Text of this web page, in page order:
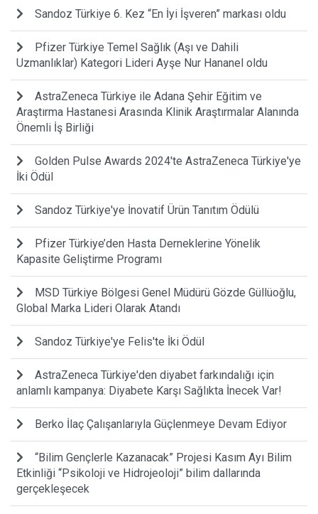
Sandoz Türkiye 6. Kez “En İyi İşveren” markası oldu
Pfizer Türkiye Temel Sağlık (Aşı ve Dahili
Uzmanlıklar) Kategori Lideri Ayşe Nur Hananel oldu
AstraZeneca Türkiye ile Adana Şehir Eğitim ve
Araştırma Hastanesi Arasında Klinik Araştırmalar Alanında
Önemli İş Birliği
Golden Pulse Awards 2024'te AstraZeneca Türkiye'ye
İki Ödül
Sandoz Türkiye'ye İnovatif Ürün Tanıtım Ödülü
Pfizer Türkiye’den Hasta Derneklerine Yönelik
Kapasite Geliştirme Programı
MSD Türkiye Bölgesi Genel Müdürü Gözde Güllüoğlu,
Global Marka Lideri Olarak Atandı
Sandoz Türkiye'ye Felis'te İki Ödül
AstraZeneca Türkiye'den diyabet farkındalığı için
anlamlı kampanya: Diyabete Karşı Sağlıkta İnecek Var!
Berko İlaç Çalışanlarıyla Güçlenmeye Devam Ediyor
“Bilim Gençlerle Kazanacak” Projesi Kasım Ayı Bilim
Etkinliği “Psikoloji ve Hidrojeoloji” bilim dallarında
gerçekleşecek